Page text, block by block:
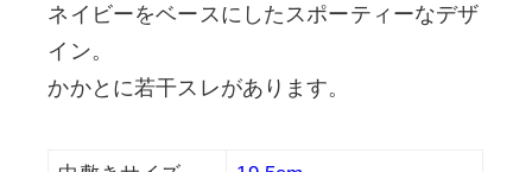
ネイビーをベースにしたスポーティーなデザ
イン。
かかとに若干スレがあります。